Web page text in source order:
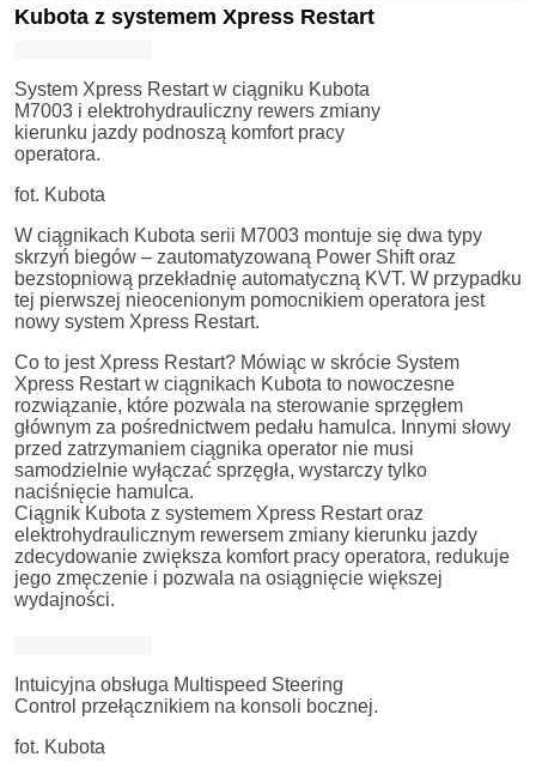
Kubota z systemem Xpress Restart
System Xpress Restart w ciągniku Kubota
M7003 i elektrohydrauliczny rewers zmiany
kierunku jazdy podnoszą komfort pracy
operatora.
fot. Kubota
W ciągnikach Kubota serii M7003 montuje się dwa typy
skrzyń biegów – zautomatyzowaną Power Shift oraz
bezstopniową przekładnię automatyczną KVT. W przypadku
tej pierwszej nieocenionym pomocnikiem operatora jest
nowy system Xpress Restart.
Co to jest Xpress Restart? Mówiąc w skrócie System
Xpress Restart w ciągnikach Kubota to nowoczesne
rozwiązanie, które pozwala na sterowanie sprzęgłem
głównym za pośrednictwem pedału hamulca. Innymi słowy
przed zatrzymaniem ciągnika operator nie musi
samodzielnie wyłączać sprzęgła, wystarczy tylko
naciśnięcie hamulca.
Ciągnik Kubota z systemem Xpress Restart oraz
elektrohydraulicznym rewersem zmiany kierunku jazdy
zdecydowanie zwiększa komfort pracy operatora, redukuje
jego zmęczenie i pozwala na osiągnięcie większej
wydajności.
Intuicyjna obsługa Multispeed Steering
Control przełącznikiem na konsoli bocznej.
fot. Kubota